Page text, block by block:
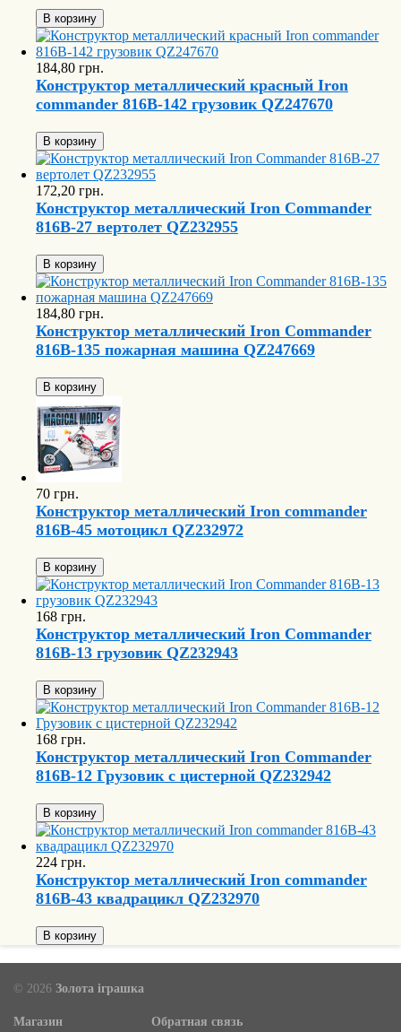
В корзину
184,80 грн.
Конструктор металлический красный Iron
commander 816B-142 грузовик QZ247670
В корзину
172,20 грн.
Конструктор металлический Iron Commander
816B-27 вертолет QZ232955
В корзину
184,80 грн.
Конструктор металлический Iron Commander
816B-135 пожарная машина QZ247669
В корзину
70 грн.
Конструктор металлический Iron commander
816B-45 мотоцикл QZ232972
В корзину
168 грн.
Конструктор металлический Iron Commander
816B-13 грузовик QZ232943
В корзину
168 грн.
Конструктор металлический Iron Commander
816B-12 Грузовик с цистерной QZ232942
В корзину
224 грн.
Конструктор металлический Iron commander
816B-43 квадрацикл QZ232970
В корзину
© 2026 Золота іграшка
Магазин Обратная связь